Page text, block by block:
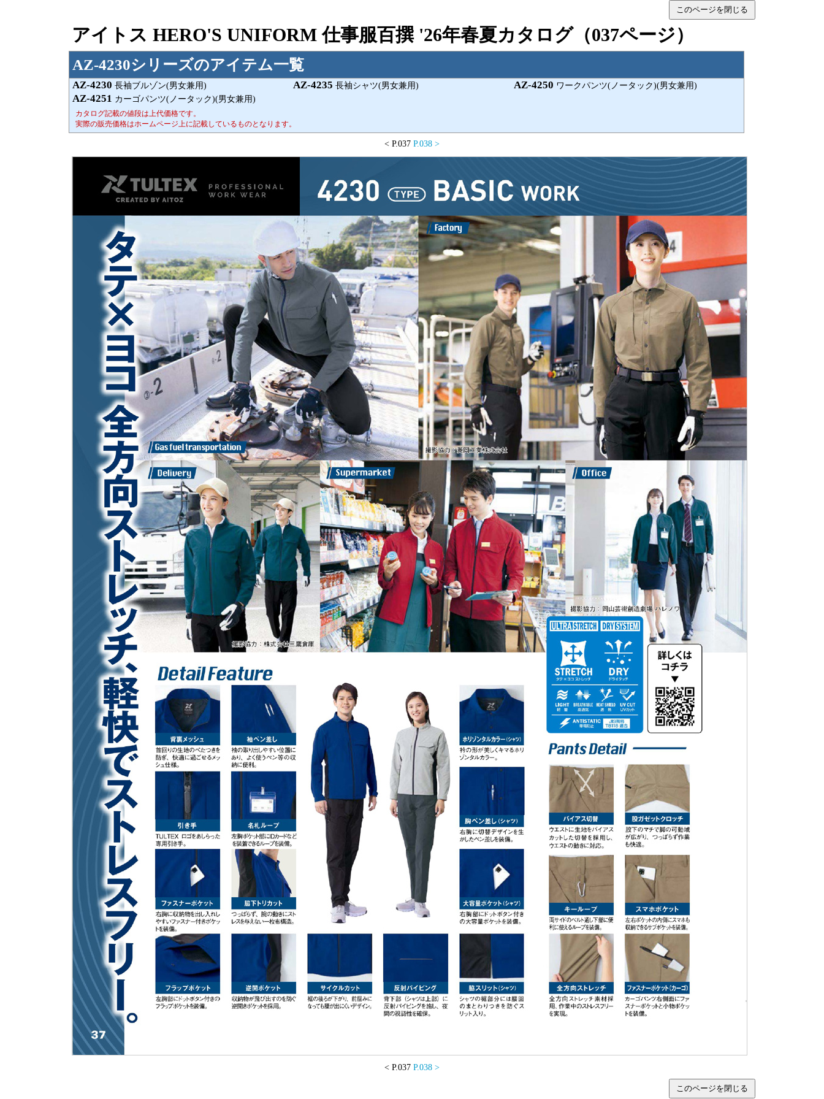
このページを閉じる
アイトス HERO'S UNIFORM 仕事服百撰 '26年春夏カタログ（037ページ）
AZ-4230シリーズのアイテム一覧
AZ-4230 長袖ブルゾン(男女兼用) AZ-4235 長袖シャツ(男女兼用) AZ-4250 ワークパンツ(ノータック)(男女兼用)
AZ-4251 カーゴパンツ(ノータック)(男女兼用)
カタログ記載の値段は上代価格です。
実際の販売価格はホームページ上に記載しているものとなります。
< P.037 P.038 >
< P.037 P.038 >
このページを閉じる